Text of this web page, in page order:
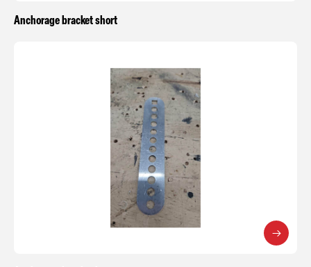
Anchorage bracket short